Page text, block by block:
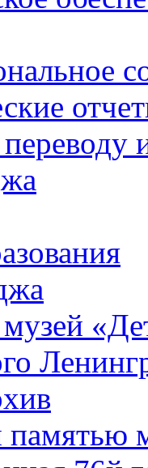
памятью